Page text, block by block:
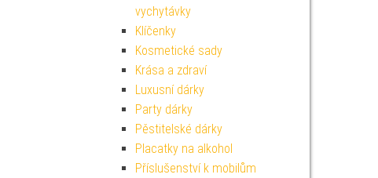
vychytávky
Klíčenky
Kosmetické sady
Krása a zdraví
Luxusní dárky
Party dárky
Pěstitelské dárky
Placatky na alkohol
Příslušenství k mobilům